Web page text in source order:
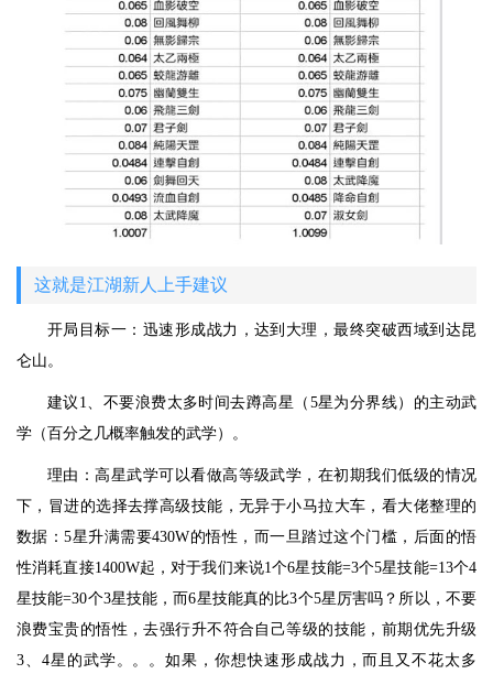
这就是江湖新人上手建议
开局目标一：迅速形成战力，达到大理，最终突破西域到达昆
仑山。
建议1、不要浪费太多时间去蹲高星（5星为分界线）的主动武
学（百分之几概率触发的武学）。
理由：高星武学可以看做高等级武学，在初期我们低级的情况
下，冒进的选择去撑高级技能，无异于小马拉大车，看大佬整理的
数据：5星升满需要430W的悟性，而一旦踏过这个门槛，后面的悟
性消耗直接1400W起，对于我们来说1个6星技能=3个5星技能=13个4
星技能=30个3星技能，而6星技能真的比3个5星厉害吗？所以，不要
浪费宝贵的悟性，去强行升不符合自己等级的技能，前期优先升级
3、4星的武学。。。如果，你想快速形成战力，而且又不花太多